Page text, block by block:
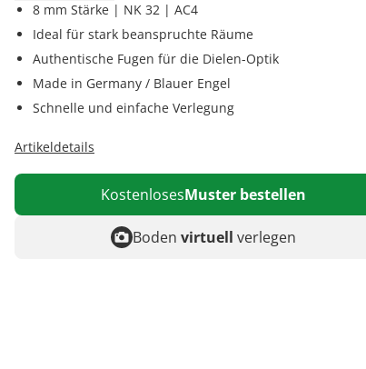
8 mm Stärke | NK 32 | AC4
Ideal für stark beanspruchte Räume
Authentische Fugen für die Dielen-Optik
Made in Germany / Blauer Engel
Schnelle und einfache Verlegung
Artikeldetails
KostenlosesMuster bestellen
Boden virtuell verlegen